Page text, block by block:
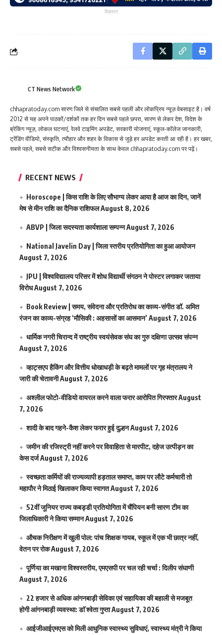
विज्ञापन
CT News Network
chhapratoday.com सारण जिले से संचालित सबसे पहली और लोकप्रिय न्यूज़ वेबसाइट है। वर्ष
2012 से यह अपने पाठकों/दर्शकों तक हर दिन सबसे पहले छपरा, सारण से लेकर देश, विदेश के
ब्रेकिंग न्यूज़, लोकल घटनाएं, रेलवे टाइमिंग अपडेट, सरकारी योजनाएं, स्कूल-कॉलेज जानकारी,
ट्रेंडिंग वीडियो, संस्कृति, त्यौहार और शहर के विकास से जुड़े हर अपडेट करती आ रही है। हर खबर,
सबसे पहले, सबसे सटीक और विश्वसनीयता के साथ केवल chhapratoday.com पर पढ़ें।
RECENT NEWS
Horoscope | किस राशि के लिए सौभाग्य लेकर आया है आज का दिन, जानें
मेष से मीन राशि का दैनिक राशिफलAugust 8, 2026
ABVP | जिला सदस्यता कार्यशाला सम्पन्नAugust 7, 2026
National Javelin Day | जिला स्तरीय प्रतियोगिता का हुआ आयोजन
August 7, 2026
JPU | विश्वविद्यालय परिसर में शोध विद्यार्थी संगठन ने पोस्टर लगाकर जताया
विरोधAugust 7, 2026
Book Review | समय, संवेदना और प्रतिरोध का काव्य-संगीत डॉ. अमित
रंजन का काव्य-संग्रह ‘मौसिकी : अहसासों का आसमान’ August 7, 2026
धार्मिक नगरी चिरान्द में राष्ट्रीय स्वयंसेवक संघ का गुरु दक्षिणा उत्सव संपन्न
August 7, 2026
व्हाट्सएप हैकिंग और वित्तीय धोखाधड़ी के बढ़ते मामलों पर गृह मंत्रालय ने
जारी की चेतावनीAugust 7, 2026
अश्लील फोटो-वीडियो वायरल करने वाला फरार आरोपित गिरफ्तारAugust
7, 2026
शादी के बाद गहने-कैश लेकर फरार हुई दुल्हनAugust 7, 2026
जमीन की रजिस्ट्री नहीं करने पर विवाहिता से मारपीट, दहेज उत्पीड़न का
केस दर्जAugust 7, 2026
स्वच्छता कर्मियों की राज्यव्यापी हड़ताल समाप्त, काम पर लौटे कर्मचारी तो
महापौर ने मिठाई खिलाकर किया स्वागतAugust 7, 2026
52वीं जूनियर राज्य कबड्डी प्रतियोगिता में चैंपियन बनी सारण टीम का
जिलाधिकारी ने किया सम्मानAugust 7, 2026
औचक निरीक्षण में खुली पोल: पांच शिक्षक गायब, स्कूल में एक भी छात्र नहीं,
वेतन पर रोकAugust 7, 2026
पूर्णिया का मखाना विश्वस्तरीय, एमएसपी पर चल रही चर्चा : दिलीप संघाणी
August 7, 2026
22 हजार से अधिक आंगनबाड़ी सेविका एवं सहायिका की बहाली से मजबूत
होगी आंगनबाड़ी व्यवस्था: डाॅ श्वेता गुप्ताAugust 7, 2026
आईजीआईएमएस काे मिली आधुनिक स्वास्थ्य सुविधाएं, स्वास्थ्य मंत्री ने किया